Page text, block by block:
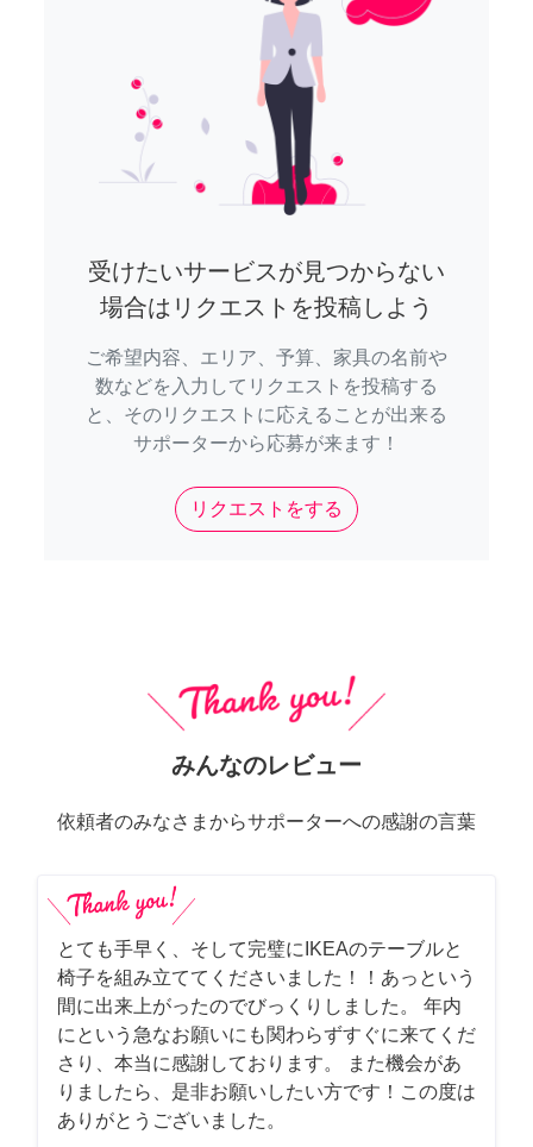
受けたいサービスが見つからない
場合はリクエストを投稿しよう
ご希望内容、エリア、予算、家具の名前や
数などを入力してリクエストを投稿する
と、そのリクエストに応えることが出来る
サポーターから応募が来ます！
リクエストをする
みんなのレビュー
依頼者のみなさまからサポーターへの感謝の言葉
とても手早く、そして完璧にIKEAのテーブルと
椅子を組み立ててくださいました！！あっという
間に出来上がったのでびっくりしました。 年内
にという急なお願いにも関わらずすぐに来てくだ
さり、本当に感謝しております。 また機会があ
りましたら、是非お願いしたい方です！この度は
ありがとうございました。